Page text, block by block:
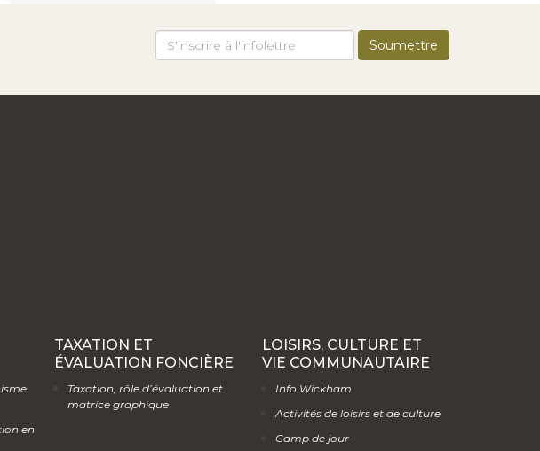
en
TAXATION ET
ÉVALUATION FONCIÈRE
Taxation, rôle d’évaluation et
matrice graphique
LOISIRS, CULTURE ET
VIE COMMUNAUTAIRE
Info Wickham
Activités de loisirs et de culture
Camp de jour